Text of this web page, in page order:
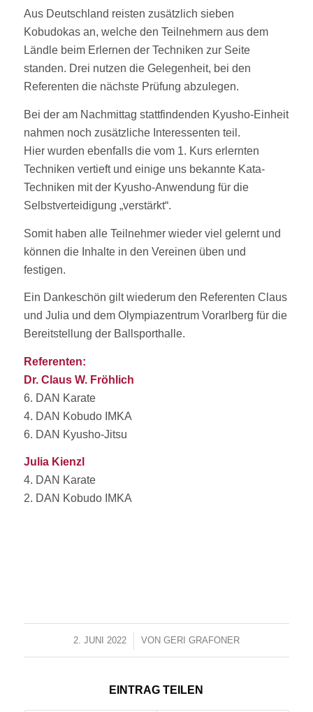
Aus Deutschland reisten zusätzlich sieben
Kobudokas an, welche den Teilnehmern aus dem
Ländle beim Erlernen der Techniken zur Seite
standen. Drei nutzen die Gelegenheit, bei den
Referenten die nächste Prüfung abzulegen.
Bei der am Nachmittag stattfindenden Kyusho-Einheit
nahmen noch zusätzliche Interessenten teil.
Hier wurden ebenfalls die vom 1. Kurs erlernten
Techniken vertieft und einige uns bekannte Kata-
Techniken mit der Kyusho-Anwendung für die
Selbstverteidigung „verstärkt“.
Somit haben alle Teilnehmer wieder viel gelernt und
können die Inhalte in den Vereinen üben und
festigen.
Ein Dankeschön gilt wiederum den Referenten Claus
und Julia und dem Olympiazentrum Vorarlberg für die
Bereitstellung der Ballsporthalle.
Referenten:
Dr. Claus W. Fröhlich
6. DAN Karate
4. DAN Kobudo IMKA
6. DAN Kyusho-Jitsu
Julia Kienzl
4. DAN Karate
2. DAN Kobudo IMKA
2. JUNI 2022
/ VON GERI GRAFONER
EINTRAG TEILEN